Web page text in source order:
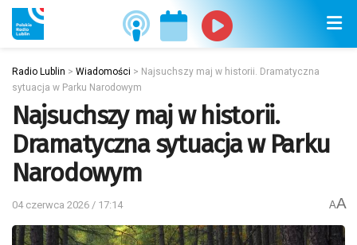
Radio Lublin > Wiadomości > Najsuchszy maj w historii. Dramatyczna
sytuacja w Parku Narodowym
Najsuchszy maj w historii.
Dramatyczna sytuacja w Parku
Narodowym
04 czerwca 2026 / 17:14 AA